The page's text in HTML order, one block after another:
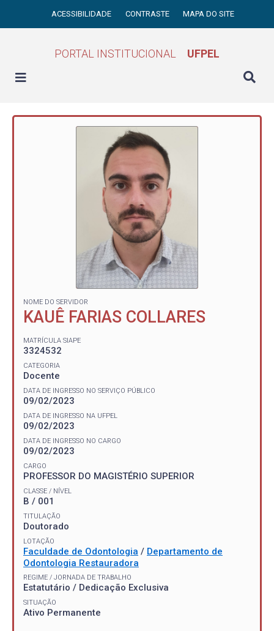
ACESSIBILIDADE CONTRASTE MAPA DO SITE
PORTAL INSTITUCIONAL UFPEL
NOME DO SERVIDOR
KAUÊ FARIAS COLLARES
MATRÍCULA SIAPE
3324532
CATEGORIA
Docente
DATA DE INGRESSO NO SERVIÇO PÚBLICO
09/02/2023
DATA DE INGRESSO NA UFPEL
09/02/2023
DATA DE INGRESSO NO CARGO
09/02/2023
CARGO
PROFESSOR DO MAGISTÉRIO SUPERIOR
CLASSE / NÍVEL
B / 001
TITULAÇÃO
Doutorado
LOTAÇÃO
Faculdade de Odontologia / Departamento de
Odontologia Restauradora
REGIME / JORNADA DE TRABALHO
Estatutário / Dedicação Exclusiva
SITUAÇÃO
Ativo Permanente